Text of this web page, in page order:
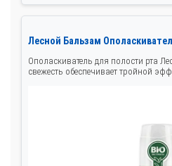
Лесной Бальзам
Ополаскиватель для полости рта
свежесть обеспечивает тройной